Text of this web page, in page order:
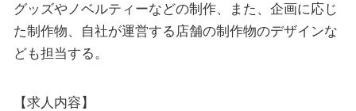
グッズやノベルティーなどの制作、また、企画に応じ
た制作物、自社が運営する店舗の制作物のデザインな
ども担当する。
【求人内容】